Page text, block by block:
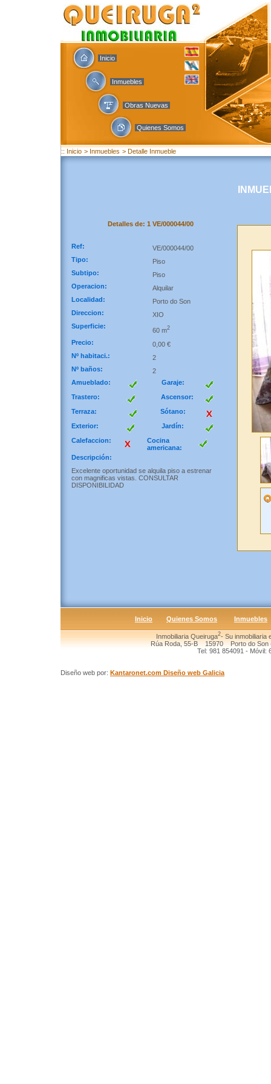
Inicio
Inmuebles
Obras Nuevas
Quienes Somos
:: Inicio > Inmuebles > Detalle Inmueble
Detalles de: 1 VE/000044/00
Ref:
VE/000044/00
Tipo:
Piso
Subtipo:
Piso
Operacion:
Alquilar
Localidad:
Porto do Son
Direccion:
XIO
Superficie:
60 m2
Precio:
0,00 €
Nº habitaci.:
2
Nº baños:
2
Amueblado:
Garaje:
Trastero:
Ascensor:
Terraza:
Sótano:
Exterior:
Jardín:
Calefaccion:
Cocina
americana:
Descripción:
Excelente oportunidad se alquila piso a estrenar
con magnificas vistas. CONSULTAR
DISPONIBILIDAD
Inicio Quienes Somos Inmuebles
Inmobiliaria Queiruga2- Su inmobiliaria
Rúa Roda, 55-B 15970 Porto do Son
Tel: 981 854091 - Móvil:
Diseño web por: Kantaronet.com Diseño web Galicia